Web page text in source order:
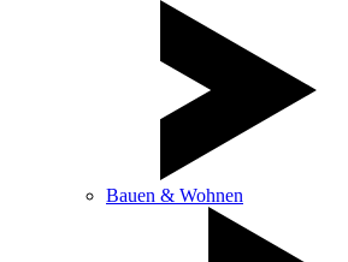
Bauen & Wohnen